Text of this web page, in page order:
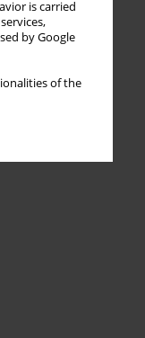
is carried
by Google
of the